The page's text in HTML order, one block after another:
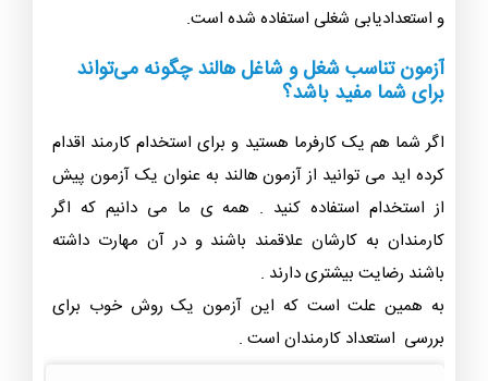
و استعدادیابی شغلی استفاده شده است.
آزمون تناسب شغل و شاغل هالند چگونه می‌تواند
برای شما مفید باشد؟
اگر شما هم یک کارفرما هستید و برای استخدام کارمند اقدام
کرده اید می توانید از آزمون هالند به عنوان یک آزمون پیش
از استخدام استفاده کنید . همه ی ما می دانیم که اگر
کارمندان به کارشان علاقمند باشند و در آن مهارت داشته
باشند رضایت بیشتری دارند .
به همین علت است که این آزمون یک روش خوب برای
بررسی استعداد کارمندان است .